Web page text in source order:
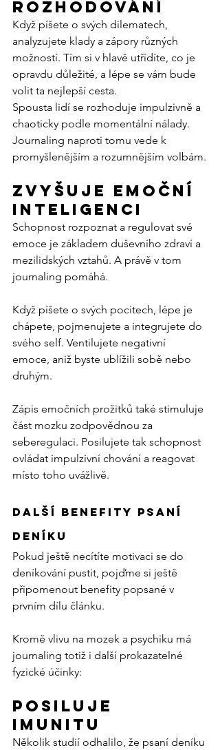
rozhodování
Když píšete o svých dilematech,
analyzujete klady a zápory různých
možností. Tím si v hlavě utřídíte, co je
opravdu důležité, a lépe se vám bude
volit ta nejlepší cesta.
Spousta lidí se rozhoduje impulzivně a
chaoticky podle momentální nálady.
Journaling naproti tomu vede k
promyšlenějším a rozumnějším volbám.
Zvyšuje emoční
inteligenci
Schopnost rozpoznat a regulovat své
emoce je základem duševního zdraví a
mezilidských vztahů. A právě v tom
journaling pomáhá.
Když píšete o svých pocitech, lépe je
chápete, pojmenujete a integrujete do
svého self. Ventilujete negativní
emoce, aniž byste ublížili sobě nebo
druhým.
Zápis emočních prožitků také stimuluje
část mozku zodpovědnou za
seberegulaci. Posilujete tak schopnost
ovládat impulzivní chování a reagovat
místo toho uvážlivě.
Další benefity psaní
deníku
Pokud ještě necítíte motivaci se do
deníkování pustit, pojďme si ještě
připomenout benefity popsané v
prvním dílu článku.
Kromě vlivu na mozek a psychiku má
journaling totiž i další prokazatelné
fyzické účinky:
Posiluje
imunitu
Několik studií odhalilo, že psaní deníku